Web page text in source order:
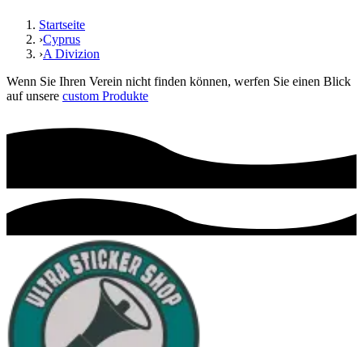
Startseite
›Cyprus
›A Divizion
Wenn Sie Ihren Verein nicht finden können, werfen Sie einen Blick
auf unsere custom Produkte